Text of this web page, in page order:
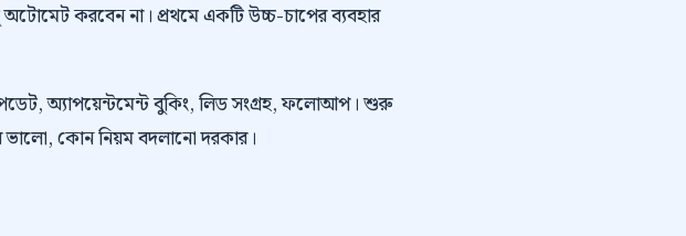
করবেন না। প্রথমে একটি উচ্চ-চাপের ব্যবহার
অ্যাপয়েন্টমেন্ট বুকিং, লিড সংগ্রহ, ফলোআপ। শুরু
ভালো, কোন নিয়ম বদলানো দরকার।